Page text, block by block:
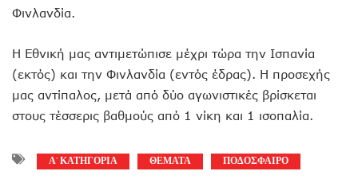
Φινλανδία.
Η Εθνική μας αντιμετώπισε μέχρι τώρα την Ισπανία
(εκτός) και την Φινλανδία (εντός έδρας). Η προσεχής
μας αντίπαλος, μετά από δύο αγωνιστικές βρίσκεται
στους τέσσερις βαθμούς από 1 νίκη και 1 ισοπαλία.
Α' ΚΑΤΗΓΟΡΙΑ ΘΕΜΑΤΑ ΠΟΔΟΣΦΑΙΡΟ